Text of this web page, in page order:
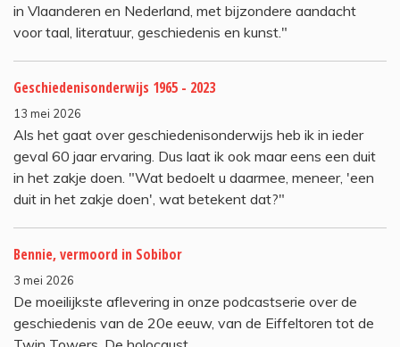
in Vlaanderen en Nederland, met bijzondere aandacht
voor taal, literatuur, geschiedenis en kunst."
Geschiedenisonderwijs 1965 - 2023
13 mei 2026
Als het gaat over geschiedenisonderwijs heb ik in ieder
geval 60 jaar ervaring. Dus laat ik ook maar eens een duit
in het zakje doen. "Wat bedoelt u daarmee, meneer, 'een
duit in het zakje doen', wat betekent dat?"
Bennie, vermoord in Sobibor
3 mei 2026
De moeilijkste aflevering in onze podcastserie over de
geschiedenis van de 20e eeuw, van de Eiffeltoren tot de